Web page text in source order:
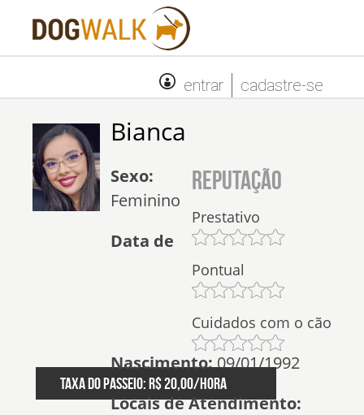
cadastre-se
entrar
Taxa do passeio: R$ 20,00/hora
Bianca
Reputação
Prestativo
Pontual
Cuidados com o cão
Sexo:
Feminino
Data de
Nascimento:09/01/1992
Locais de Atendimento: